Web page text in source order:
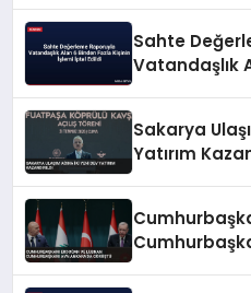
Sahte
Vatandaşlık
Sakarya
Yatırım